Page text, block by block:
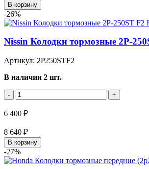
В корзину
-26%
Nissin Колодки тормозные 2P-
Артикул: 2P250STF2
В наличии 2 шт.
- +
6 400 ₽
8 640 ₽
В корзину
-27%